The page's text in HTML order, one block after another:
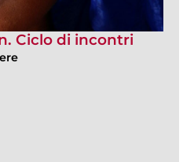
Ciclo di incontri